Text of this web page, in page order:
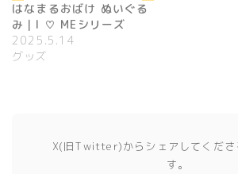
はなまるおばけ ぬいぐる
み｜I ♡ MEシリーズ
2025.5.14
グッズ
X(旧Twitter)からシェアしてくださ
す。